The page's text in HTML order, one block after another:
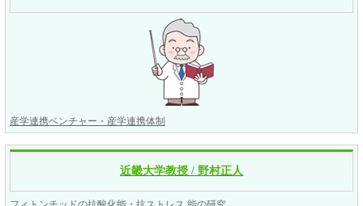
産学連携ベンチャー・産学連携体制
近畿大学教授 / 野村正人